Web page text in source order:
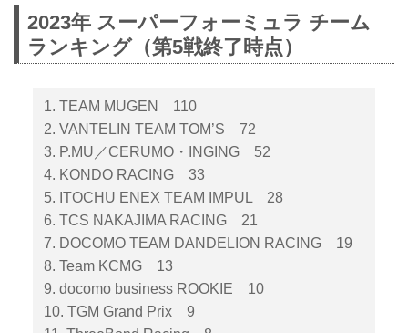
2023年 スーパーフォーミュラ チーム
ランキング（第5戦終了時点）
1. TEAM MUGEN 110
2. VANTELIN TEAM TOM’S 72
3. P.MU／CERUMO・INGING 52
4. KONDO RACING 33
5. ITOCHU ENEX TEAM IMPUL 28
6. TCS NAKAJIMA RACING 21
7. DOCOMO TEAM DANDELION RACING 19
8. Team KCMG 13
9. docomo business ROOKIE 10
10. TGM Grand Prix 9